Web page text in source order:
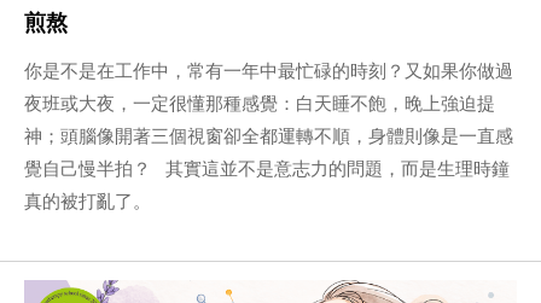
煎熬
你是不是在工作中，常有一年中最忙碌的時刻？又如果你做過
夜班或大夜，一定很懂那種感覺：白天睡不飽，晚上強迫提
神；頭腦像開著三個視窗卻全都運轉不順，身體則像是一直感
覺自己慢半拍？ 其實這並不是意志力的問題，而是生理時鐘
真的被打亂了。